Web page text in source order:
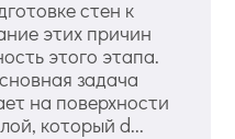
стен к
этих причин
этого этапа.
задача
на поверхности
который d...